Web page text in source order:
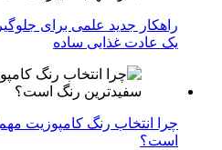
راهکار جدید علمی برای
یک عادت غذایی ساده
چرا انتخاب رنگ کامپوزیت
است؟